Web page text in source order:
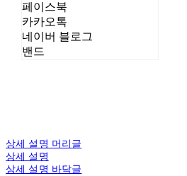
페이스북
카카오톡
네이버 블로그
밴드
상세 설명 머리글
상세 설명
상세 설명 바닥글